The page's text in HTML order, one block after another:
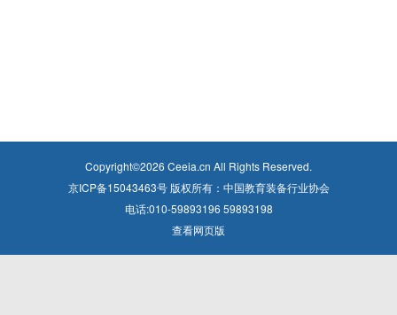
Copyright©2026 Ceeia.cn All Rights Reserved.
京ICP备15043463号 版权所有：中国教育装备行业协会
电话:010-59893196 59893198
查看网页版